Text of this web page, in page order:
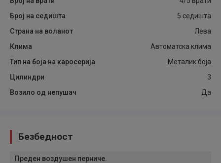
Број на седишта
5 седишта
Страна на воланот
Лева
Клима
Автоматска клима
Тип на боја на каросерија
Металик боја
Цилиндри
3
Возило од непушач
Да
Безбедност
Преден воздушен перниче.